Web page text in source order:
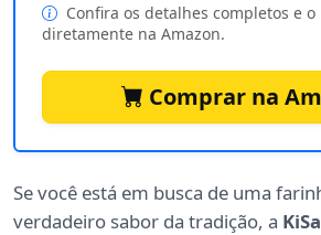
Confira os detalhes completos e
diretamente na Amazon.
Comprar na
Se você está em busca de uma
verdadeiro sabor da tradição, a